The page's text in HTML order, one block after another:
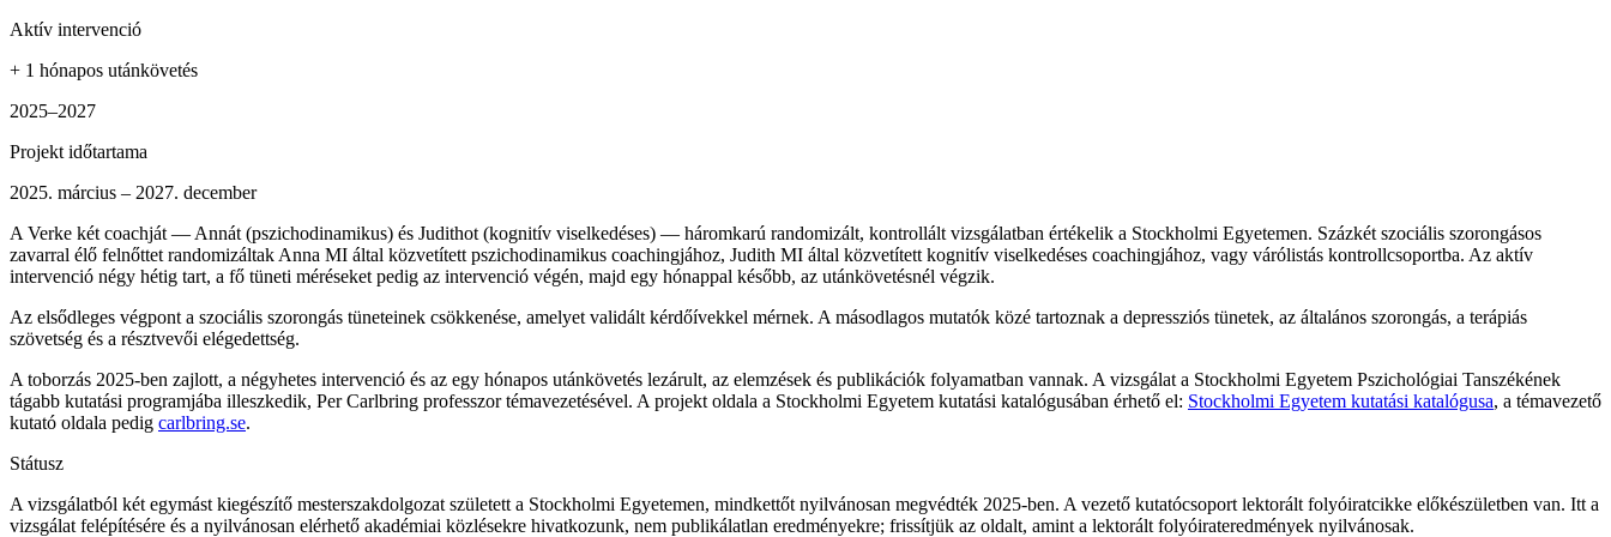
Aktív intervenció
+ 1 hónapos utánkövetés
2025–2027
Projekt időtartama
2025. március – 2027. december
A Verke két coachját — Annát (pszichodinamikus) és Judithot (kognitív viselkedéses) — háromkarú randomizált, kontrollált vizsgálatban értékelik a Stockholmi Egyetemen. Százkét szociális szorongásos
zavarral élő felnőttet randomizáltak Anna MI által közvetített pszichodinamikus coachingjához, Judith MI által közvetített kognitív viselkedéses coachingjához, vagy várólistás kontrollcsoportba. Az aktív
intervenció négy hétig tart, a fő tüneti méréseket pedig az intervenció végén, majd egy hónappal később, az utánkövetésnél végzik.
Az elsődleges végpont a szociális szorongás tüneteinek csökkenése, amelyet validált kérdőívekkel mérnek. A másodlagos mutatók közé tartoznak a depressziós tünetek, az általános szorongás, a terápiás
szövetség és a résztvevői elégedettség.
A toborzás 2025-ben zajlott, a négyhetes intervenció és az egy hónapos utánkövetés lezárult, az elemzések és publikációk folyamatban vannak. A vizsgálat a Stockholmi Egyetem Pszichológiai Tanszékének
tágabb kutatási programjába illeszkedik, Per Carlbring professzor témavezetésével. A projekt oldala a Stockholmi Egyetem kutatási katalógusában érhető el: Stockholmi Egyetem kutatási katalógusa, a témavezető
kutató oldala pedig carlbring.se.
Státusz
A vizsgálatból két egymást kiegészítő mesterszakdolgozat született a Stockholmi Egyetemen, mindkettőt nyilvánosan megvédték 2025-ben. A vezető kutatócsoport lektorált folyóiratcikke előkészületben van. Itt a
vizsgálat felépítésére és a nyilvánosan elérhető akadémiai közlésekre hivatkozunk, nem publikálatlan eredményekre; frissítjük az oldalt, amint a lektorált folyóirateredmények nyilvánosak.